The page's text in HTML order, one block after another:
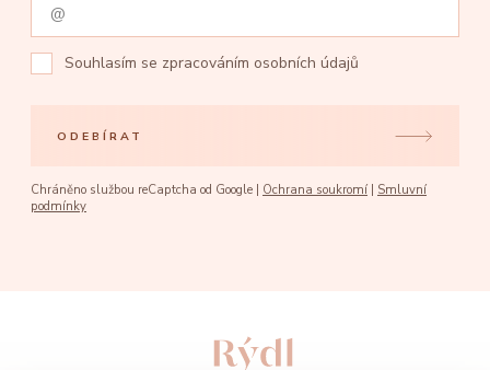
Souhlasím se zpracováním osobních údajů
ODEBÍRAT
Chráněno službou reCaptcha od Google | Ochrana soukromí
Smluvní
podmínky